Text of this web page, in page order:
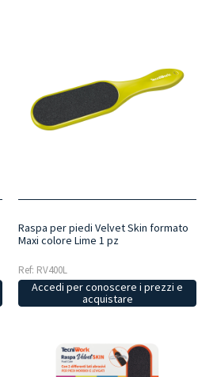
Raspa per piedi Velvet Skin formato
Maxi colore Lime 1 pz
Ref: RV400L
Accedi per conoscere i prezzi e
acquistare